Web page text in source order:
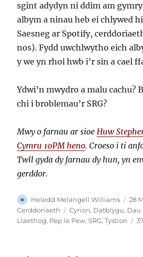
sgint adydyn ni ddim am
albym a ninau heb ei chlywed
Saesneg ar Spotify,
nos). Fydd uwchlwytho eich
y we yn rhoi hwb i’r sin a cael
Ydwi’n mwydro a malu cachu?
chi i broblemau’r SRG?
Mwy o farnau ar sioeHuw
Cymru 10PM heno. Croeso i ti
Twll gyda dy farnau dy hun, yn
gerddor.
Awdur
Heledd Melangell Williams
ar
28
Cerddoriaeth
Tagiau
Cyrion, Datblygu, Dau
Llaethog, Pep le Pew,SRG,Tystion